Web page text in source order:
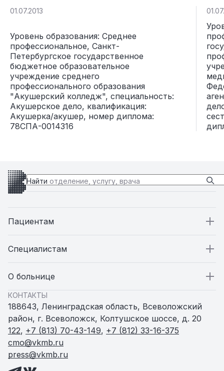
01.07.2013
Уровень образования: Среднее
профессиональное, Санкт-
Петербургское государственное
бюджетное образовательное
учреждение среднего
профессионального образования
"Акушерский колледж", специальность:
Акушерское дело, квалификация:
Акушерка/акушер, номер диплома:
78СПА-0014316
Найти отделение, услугу, врача
Пациентам
Пациентам
Стационар
Амбулатории и ФАПы
Родильный дом
Специалистам
Специалистам
Вакансии
Статьи
О больнице
О больнице
Пресс-служба
Новости
КОНТАКТЫ
188643, Ленинградская область, Всеволожский
район, г. Всеволожск, Колтушское шоссе, д. 20
122, +7 (813) 70-43-149, +7 (812) 33-16-375
cmo@vkmb.ru
press@vkmb.ru